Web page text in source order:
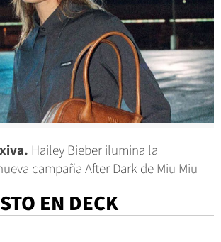
Hailey Bieber ilumina la
campaña After Dark de Miu Miu
EN DECK